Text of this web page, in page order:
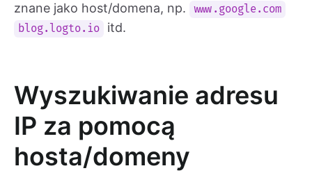
znane jako host/domena, np.
www.google.com
blog.logto.io
itd.
Wyszukiwanie adresu
IP za pomocą
hosta/domeny